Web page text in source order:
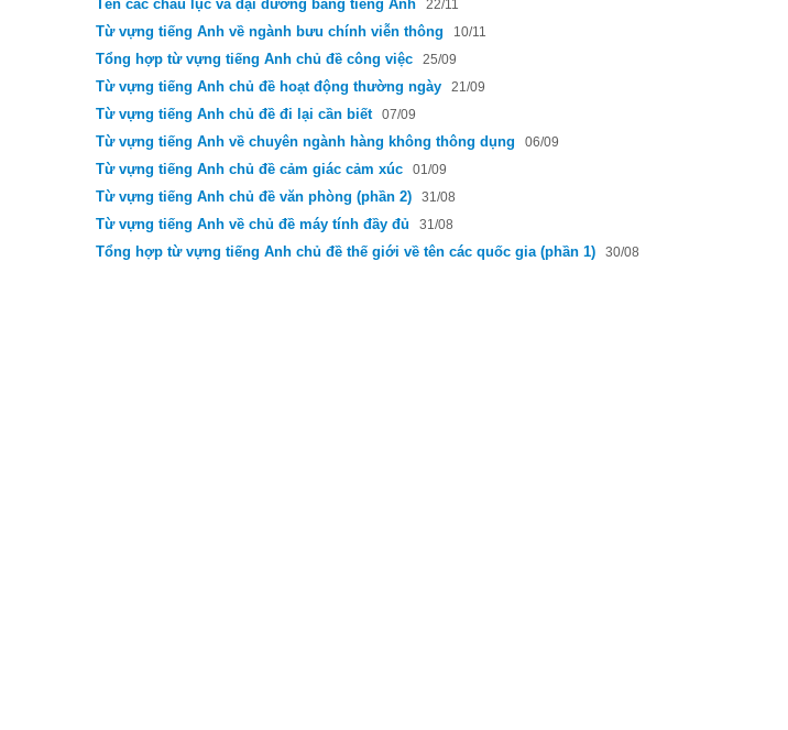
Tên các châu lục và đại dương bằng tiếng Anh 22/11
Từ vựng tiếng Anh về ngành bưu chính viễn thông 10/11
Tổng hợp từ vựng tiếng Anh chủ đề công việc 25/09
Từ vựng tiếng Anh chủ đề hoạt động thường ngày 21/09
Từ vựng tiếng Anh chủ đề đi lại cần biết 07/09
Từ vựng tiếng Anh về chuyên ngành hàng không thông dụng 06/09
Từ vựng tiếng Anh chủ đề cảm giác cảm xúc 01/09
Từ vựng tiếng Anh chủ đề văn phòng (phần 2) 31/08
Từ vựng tiếng Anh về chủ đề máy tính đầy đủ 31/08
Tổng hợp từ vựng tiếng Anh chủ đề thế giới về tên các quốc gia (phần 1) 30/08